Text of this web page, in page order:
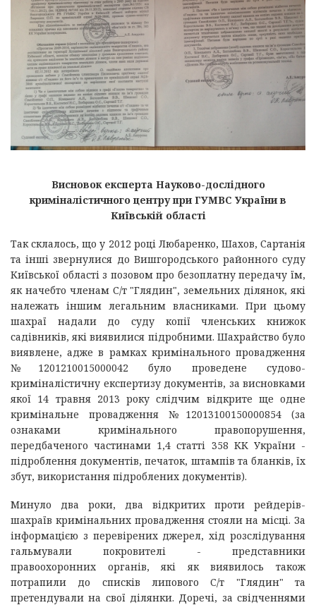
Висновок експерта Науково-дослідного
криміналістичного центру при ГУМВС України в
Київській області
Так склалось, що у 2012 році Любаренко, Шахов, Сартанія
та інші звернулися до Вишгородського районного суду
Київської області з позовом про безоплатну передачу їм,
як начебто членам С/т "Глядин", земельних ділянок, які
належать іншим легальним власниками. При цьому
шахраї надали до суду копії членських книжок
садівників, які виявилися підробними. Шахрайство було
виявлене, адже в рамках кримінального провадження
№1201210015000042 було проведене судово-
криміналістичну експертизу документів, за висновками
якої 14 травня 2013 року слідчим відкрите ще одне
кримінальне провадження №12013100150000854 (за
ознаками кримінального правопорушення,
передбаченого частинами 1,4 статті 358 КК України -
підроблення документів, печаток, штампів та бланків, їх
збут, використання підроблених документів).
Минуло два роки, два відкритих проти рейдерів-
шахраїв кримінальних провадження стояли на місці. За
інформацією з перевірених джерел, хід розслідування
гальмували покровителі - представники
правоохоронних органів, які як виявилось також
потрапили до списків липового С/т "Глядин" та
претендували на свої ділянки. Доречі, за свідченнями